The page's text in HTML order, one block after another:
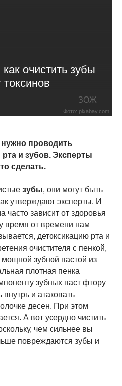
очистить зубы
ЗОЖ
Фото: pixabay.com
проводить
и зубов. Эксперты
сделать.
зубы, они могут быть
утверждают эксперты. И
часто зависит от здоровья
время от времени нам
детоксикацию рта и
очистителя с пенкой,
зубной пастой из
плотная пенка
зубных паст фтору
и атаковать
десен. При этом
А вот усердно чистить
чем сильнее вы
повреждаются зубы и